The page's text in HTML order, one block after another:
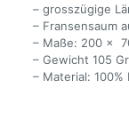
– grosszügige
– Fransensaum
– Maße: 200 x
– Gewicht 105
– Material: 100%